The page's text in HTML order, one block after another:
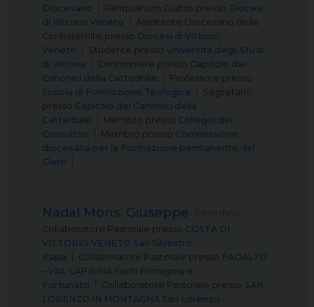
Diocesano
Reliquiarium Custos presso Diocesi
di Vittorio Veneto
Assistente Diocesano delle
Confraternite presso Diocesi di Vittorio
Veneto
Studente presso Università degli Studi
di Verona
Cerimoniere presso Capitolo dei
Canonici della Cattedrale
Professore presso
Scuola di Formazione Teologica
Segretario
presso Capitolo dei Canonici della
Cattedrale
Membro presso Collegio dei
Consultori
Membro presso Commissione
diocesana per la Formazione permanente del
Clero
Nadal Mons. Giuseppe
Collaboratore Pastorale presso COSTA DI
VITTORIO VENETO San Silvestro
Papa
Collaboratore Pastorale presso FADALTO
– VAL LAPISINA Santi Ermagora e
Fortunato
Collaboratore Pastorale presso SAN
LORENZO IN MONTAGNA San Lorenzo